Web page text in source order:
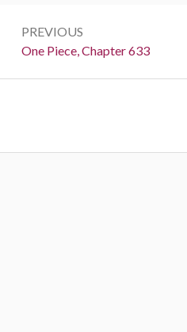
navigation
PREVIOUS
Previous:
One Piece, Chapter 633